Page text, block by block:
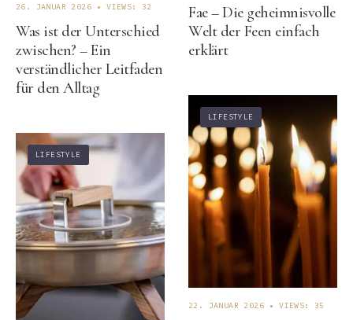
Fae – Die geheimnisvolle
Welt der Feen einfach
erklärt
26. JANUAR 2026 •VIEWS: 32
Was ist der Unterschied
zwischen? – Ein
verständlicher Leitfaden
für den Alltag
LIFESTYLE
22. JANUAR 2026 •VIEWS: 35
LIFESTYLE